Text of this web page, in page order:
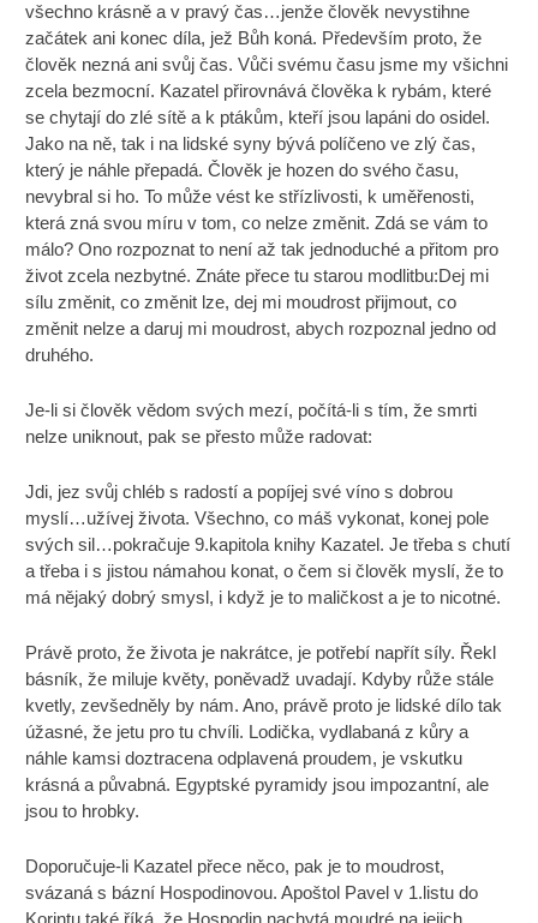
všechno krásně a v pravý čas…jenže člověk nevystihne
začátek ani konec díla, jež Bůh koná. Především proto, že
člověk nezná ani svůj čas. Vůči svému času jsme my všichni
zcela bezmocní. Kazatel přirovnává člověka k rybám, které
se chytají do zlé sítě a k ptákům, kteří jsou lapáni do osidel.
Jako na ně, tak i na lidské syny bývá políčeno ve zlý čas,
který je náhle přepadá. Člověk je hozen do svého času,
nevybral si ho. To může vést ke střízlivosti, k uměřenosti,
která zná svou míru v tom, co nelze změnit. Zdá se vám to
málo? Ono rozpoznat to není až tak jednoduché a přitom pro
život zcela nezbytné. Znáte přece tu starou modlitbu:Dej mi
sílu změnit, co změnit lze, dej mi moudrost přijmout, co
změnit nelze a daruj mi moudrost, abych rozpoznal jedno od
druhého.
Je-li si člověk vědom svých mezí, počítá-li s tím, že smrti
nelze uniknout, pak se přesto může radovat:
Jdi, jez svůj chléb s radostí a popíjej své víno s dobrou
myslí…užívej života. Všechno, co máš vykonat, konej pole
svých sil…pokračuje 9.kapitola knihy Kazatel. Je třeba s chutí
a třeba i s jistou námahou konat, o čem si člověk myslí, že to
má nějaký dobrý smysl, i když je to maličkost a je to nicotné.
Právě proto, že života je nakrátce, je potřebí napřít síly. Řekl
básník, že miluje květy, poněvadž uvadají. Kdyby růže stále
kvetly, zevšedněly by nám. Ano, právě proto je lidské dílo tak
úžasné, že jetu pro tu chvíli. Lodička, vydlabaná z kůry a
náhle kamsi doztracena odplavená proudem, je vskutku
krásná a půvabná. Egyptské pyramidy jsou impozantní, ale
jsou to hrobky.
Doporučuje-li Kazatel přece něco, pak je to moudrost,
svázaná s bázní Hospodinovou. Apoštol Pavel v 1.listu do
Korintu také říká, že Hospodin nachytá moudré na jejich